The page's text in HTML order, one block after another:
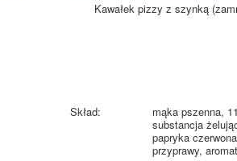
Kawałek pizzy z szynką
Skład:
mąka pszenna,
substancja
papryka
przyprawy,